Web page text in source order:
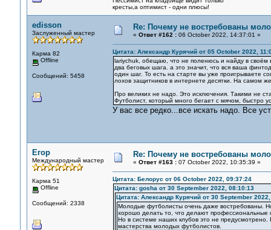
кресты,а оптимист - одни плюсы!
edisson
Заслуженный мастер
Карма 82
Offline
Сообщений: 5458
Re: Почему не востребованы
« Ответ #162 :06 October 2022, 14:37:01 »
Цитата: Александр Курячий от 05 October 2022,
lariychuk, обещаю, что не поленюсь и найду в своём
два беговых шага. а это значит, что вся ваша
один шаг. То есть на старте вы уже проигрываете
лохов защитников в интернете десятки. На самом
Про великих не надо. Это исключения. Такими не
Футболист, который много бегает с мячом, быстро
У вас все редко...все искать надо. Все
Егор
Международный мастер
Карма 51
Offline
Сообщений: 2338
Re: Почему не востребованы
« Ответ #163 :07 October 2022, 10:35:39 »
Цитата: Белорус от 06 October 2022, 09:37:24
Цитата: gosha от 30 September 2022, 08:10:13
Цитата: Александр Курячий от 30 September
Молодые футболисты очень даже востребованы.
хорошо делать то, что делают профессиональные
Но в системе наших клубов это не
мастерства молодых футболистов.